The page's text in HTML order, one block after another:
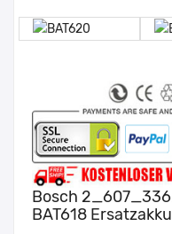
Bosch
BAT618